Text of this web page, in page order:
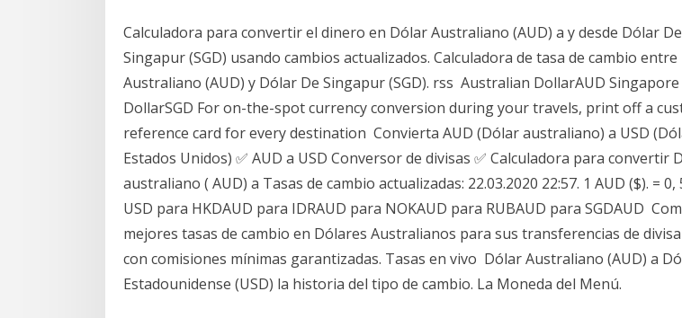
Calculadora para convertir el dinero en Dólar Australiano (AUD) a y desde Dólar De
Singapur (SGD) usando cambios actualizados. Calculadora de tasa de cambio
Australiano (AUD) y Dólar De Singapur (SGD). rss Australian DollarAUD Singapore
DollarSGD For on-the-spot currency conversion during your travels, print off a
reference card for every destination Convierta AUD (Dólar australiano) a USD
Estados Unidos) ✅ AUD a USD Conversor de divisas ✅ Calculadora para convertir
australiano ( AUD) a Tasas de cambio actualizadas: 22.03.2020 22:57. 1 AUD ($). = 0,
USD para HKDAUD para IDRAUD para NOKAUD para RUBAUD para SGDAUD
mejores tasas de cambio en Dólares Australianos para sus transferencias de
con comisiones mínimas garantizadas. Tasas en vivo Dólar Australiano (AUD) a
Estadounidense (USD) la historia del tipo de cambio. La Moneda del Menú.